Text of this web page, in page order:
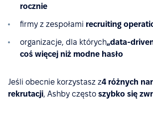
rocznie
firmy z zespołami recruiting
organizacje, dla których„data-
coś więcej niż modne hasło
Jeśli obecnie korzystasz z4 różnych
rekrutacji, Ashby często szybko się